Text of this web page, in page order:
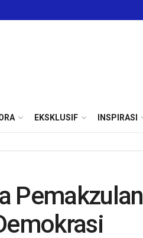
EKSKLUSIF INSPIRASI
Pemakzulan